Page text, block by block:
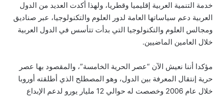
خدمة التنمية العربية إقليميا وقطريا، ولهذا أكدت العديد من الدول
العربية دعم سياساتها العامة لدور العلوم والتكنولوجيا، عبر صناديق
ومجالس العلوم والتكنولوجيا التي بدأت تتأسس في الدول العربية
خلال العامين الماضيين.
مؤكدا أننا نعيش الآن “عصر الحرية الخامسة”، والمقصود بها عصر
حرية إنتقال المعرفة بين الدول، وهو المصطلح الذي أطلقته أوروبا
خلال عام 2006 وخصصت له حوالي 12 مليار يورو لدعم الإبداع